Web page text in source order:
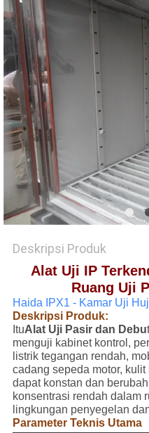
KASUS
SITEMAP
KEBIJAKAN
PRIVASI
Deskripsi Produk
Alat Uji IP
Ruang Uji
Haida IPX1 - Kamar Uji
Deskripsi Produk:
ItuAlat Uji Pasir dan Debu
menguji kabinet kontrol,
listrik tegangan rendah,
cadang sepeda motor,
dapat konstan dan
konsentrasi rendah dalam
lingkungan penyegelan
Parameter Teknis Utama